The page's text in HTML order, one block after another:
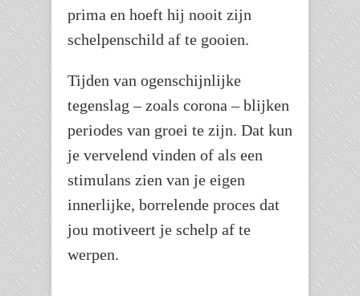
prima en hoeft hij nooit zijn
schelpenschild af te gooien.
Tijden van ogenschijnlijke
tegenslag – zoals corona – blijken
periodes van groei te zijn. Dat kun
je vervelend vinden of als een
stimulans zien van je eigen
innerlijke, borrelende proces dat
jou motiveert je schelp af te
werpen.